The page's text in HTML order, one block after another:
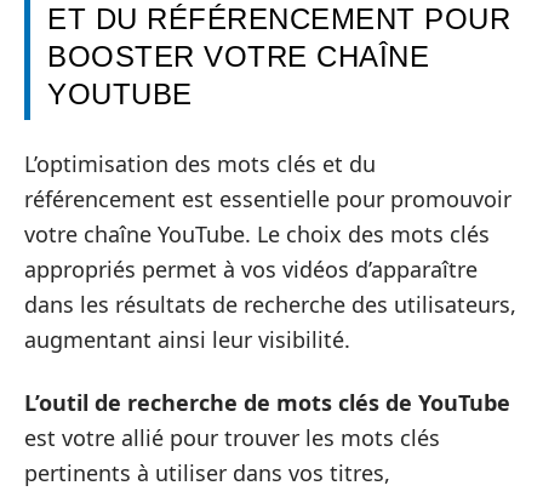
ET DU RÉFÉRENCEMENT POUR
BOOSTER VOTRE CHAÎNE
YOUTUBE
L’optimisation des mots clés et du
référencement est essentielle pour promouvoir
votre chaîne YouTube. Le choix des mots clés
appropriés permet à vos vidéos d’apparaître
dans les résultats de recherche des utilisateurs,
augmentant ainsi leur visibilité.
L’outil de recherche de mots clés de YouTube
est votre allié pour trouver les mots clés
pertinents à utiliser dans vos titres,